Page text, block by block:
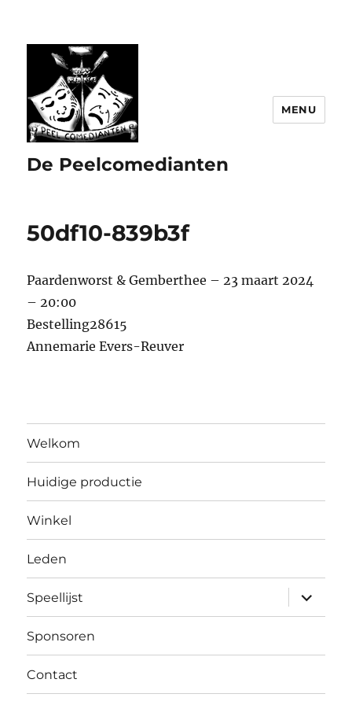
De Peelcomedianten
MENU
50df10-839b3f
Paardenworst & Gemberthee – 23 maart 2024
– 20:00
Bestelling28615
Annemarie Evers-Reuver
Welkom
Huidige productie
Winkel
Leden
Speellijst
Sponsoren
Contact